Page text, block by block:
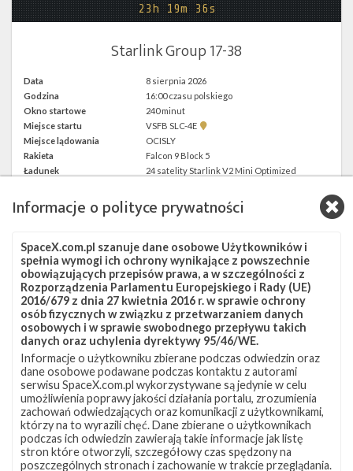
23h 19m 36s
Starlink Group 17-38
Data
8 sierpnia 2026
Godzina
16:00 czasu polskiego
Okno startowe
240 minut
Miejsce startu
VSFB SLC-4E
Pokaż
SLC-
4E w
Google
Miejsce lądowania
OCISLY
Rakieta
Falcon 9 Block 5
Ładunek
24 satelity Starlink V2 Mini Optimized
Z NASZEGO TWITTERA
Śledź nas na Twitterze
Informacje o polityce prywatności
SpaceX.com.pl szanuje dane osobowe Użytkowników i
spełnia wymogi ich ochrony wynikające z powszechnie
obowiązujących przepisów prawa, a w szczególności z
Rozporządzenia Parlamentu Europejskiego i Rady (UE)
2016/679 z dnia 27 kwietnia 2016 r. w sprawie ochrony
osób fizycznych w związku z przetwarzaniem danych
osobowych i w sprawie swobodnego przepływu takich
danych oraz uchylenia dyrektywy 95/46/WE.
Informacje o użytkowniku zbierane podczas odwiedzin oraz
dane osobowe podawane podczas kontaktu z autorami
serwisu SpaceX.com.pl wykorzystywane są jedynie w celu
umożliwienia poprawy jakości działania portalu, zrozumienia
zachowań odwiedzających oraz komunikacji z użytkownikami,
którzy na to wyrazili chęć. Dane zbierane o użytkownikach
podczas ich odwiedzin zawierają takie informacje jak listę
stron które otworzyli, szczegółowy czas spędzony na
poszczególnych stronach i zachowanie w trakcie przeglądania.